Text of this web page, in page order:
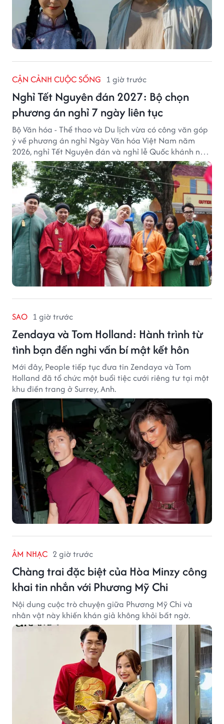
CẬN CẢNH CUỘC SỐNG 1 giờ trước
Nghỉ Tết Nguyên đán 2027: Bộ chọn
phương án nghỉ 7 ngày liên tục
Bộ Văn hóa - Thể thao và Du lịch vừa có công văn góp
ý về phương án nghỉ Ngày Văn hóa Việt Nam năm
2026, nghỉ Tết Nguyên đán và nghỉ lễ Quốc khánh năm
2027.
SAO 1 giờ trước
Zendaya và Tom Holland: Hành trình từ
tình bạn đến nghi vấn bí mật kết hôn
Mới đây, People tiếp tục đưa tin Zendaya và Tom
Holland đã tổ chức một buổi tiệc cưới riêng tư tại một
khu điền trang ở Surrey, Anh.
ÂM NHẠC 2 giờ trước
Chàng trai đặc biệt của Hòa Minzy công
khai tin nhắn với Phương Mỹ Chi
Nội dung cuộc trò chuyện giữa Phương Mỹ Chi và
nhân vật này khiến khán giả không khỏi bất ngờ.